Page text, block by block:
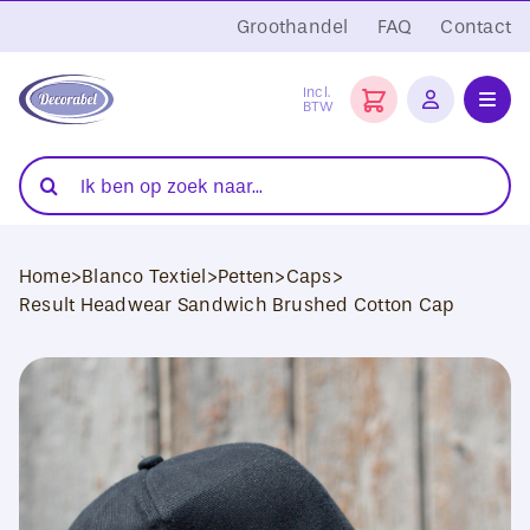
naar
inhoud
Groothandel FAQ Contact
Incl.
BTW
Folies
Transferpersen
Blanco Textiel
Hobby Artikelen
DTF Transfers
Zoeken
naar:
Home>Blanco Textiel>Petten>Caps>
Result Headwear Sandwich Brushed Cotton Cap